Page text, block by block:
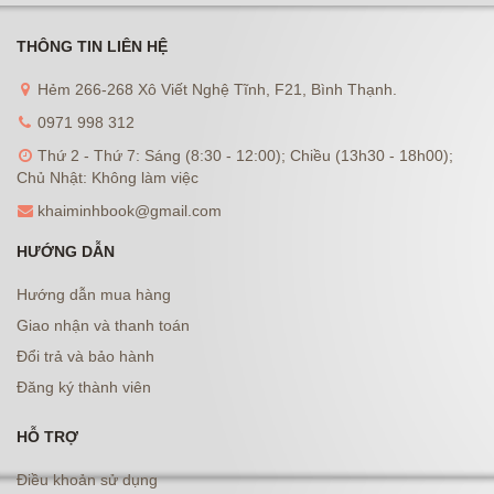
THÔNG TIN LIÊN HỆ
Hẻm 266-268 Xô Viết Nghệ Tĩnh, F21, Bình Thạnh.
0971 998 312
Thứ 2 - Thứ 7: Sáng (8:30 - 12:00); Chiều (13h30 - 18h00);
Chủ Nhật: Không làm việc
khaiminhbook@gmail.com
HƯỚNG DẪN
Hướng dẫn mua hàng
Giao nhận và thanh toán
Đổi trả và bảo hành
Đăng ký thành viên
HỖ TRỢ
Điều khoản sử dụng